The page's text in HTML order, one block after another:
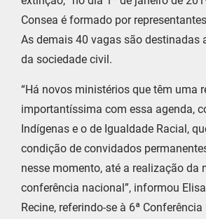
Consea é formado por
As demais 40 vagas são destinadas
da sociedade civil.
“Há novos ministérios que têm uma
importantíssima com essa agenda,
Indígenas e o de Igualdade Racial,
condição de convidados
nesse momento, até a realização da
conferência nacional”, informou
Recine, referindo-se à 6ª